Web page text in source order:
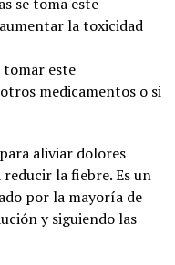
la toxicidad
tomar este
medicamentos o si
aliviar dolores
la fiebre. Es un
por la mayoría de
y siguiendo las